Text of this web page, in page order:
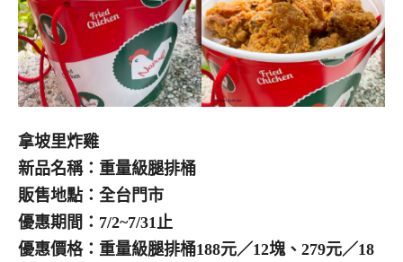
拿坡里炸雞
新品名稱：重量級腿排桶
販售地點：全台門市
優惠期間：7/2~7/31止
優惠價格：重量級腿排桶188元／12塊、279元／18